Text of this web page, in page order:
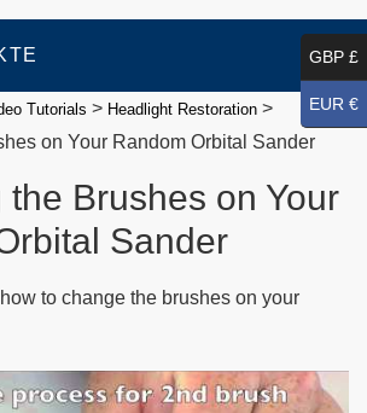
Tutorials > Headlight Restoration >
on Your Random Orbital Sander
Brushes on Your
Sander
to change the brushes on your
GBP £
EUR €